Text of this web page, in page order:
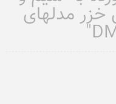
خزر مدلهای